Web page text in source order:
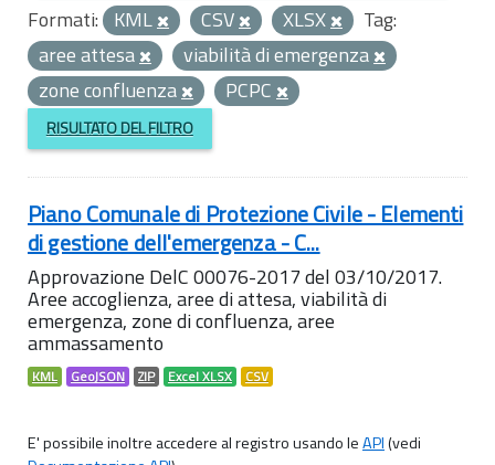
Formati: KML CSV XLSX
Tag:
aree attesa
viabilità di emergenza
zone confluenza
PCPC
RISULTATO DEL FILTRO
Piano Comunale di Protezione Civile - Elementi
di gestione dell'emergenza - C...
Approvazione DelC 00076-2017 del 03/10/2017.
Aree accoglienza, aree di attesa, viabilità di
emergenza, zone di confluenza, aree
ammassamento
KML GeoJSON ZIP Excel XLSX CSV
E' possibile inoltre accedere al registro usando leAPI(vedi